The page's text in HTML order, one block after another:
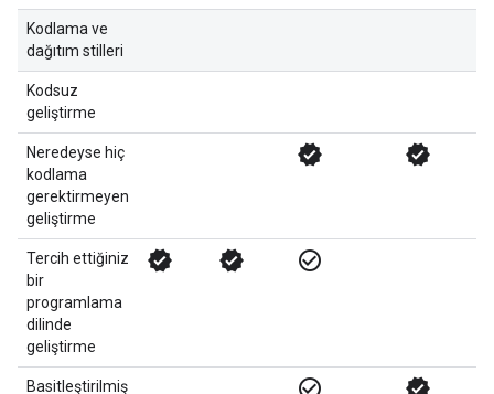
Kodlama ve
dağıtım stilleri
Kodsuz
geliştirme
Neredeyse hiç
kodlama
gerektirmeyen
geliştirme
verified verified
Tercih ettiğiniz
bir
programlama
dilinde
geliştirme
verified verified check_circle_outline
Basitleştirilmiş
check_circle_outline verified